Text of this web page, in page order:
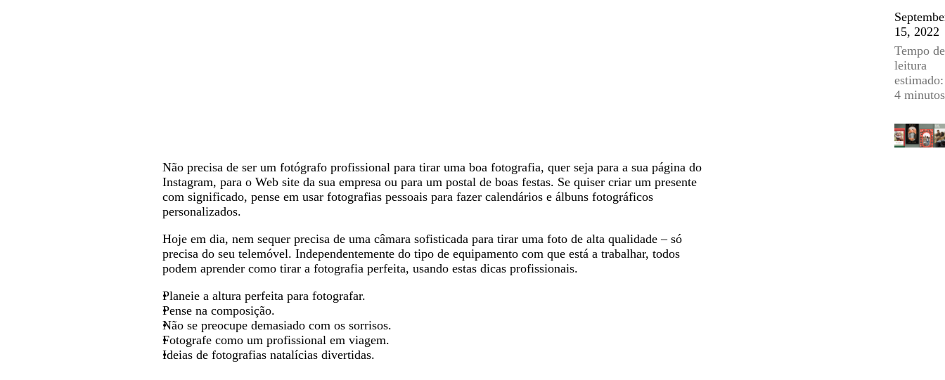
15, 2022
Tempo de
leitura
estimado:
4 minutos
Não precisa de ser um fotógrafo profissional para tirar uma boa fotografia, quer seja para a sua página do
Instagram, para o Web site da sua empresa ou para um postal de boas festas. Se quiser criar um presente
com significado, pense em usar fotografias pessoais para fazer calendários e álbuns fotográficos
personalizados.
Hoje em dia, nem sequer precisa de uma câmara sofisticada para tirar uma foto de alta qualidade – só
precisa do seu telemóvel. Independentemente do tipo de equipamento com que está a trabalhar, todos
podem aprender como tirar a fotografia perfeita, usando estas dicas profissionais.
Planeie a altura perfeita para fotografar.
Pense na composição.
Não se preocupe demasiado com os sorrisos.
Fotografe como um profissional em viagem.
Ideias de fotografias natalícias divertidas.